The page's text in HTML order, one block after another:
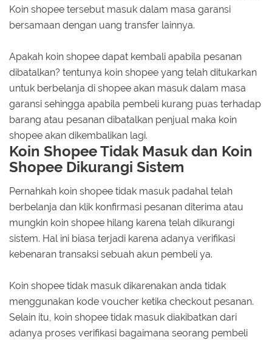
Koin shopee tersebut masuk dalam masa garansi
bersamaan dengan uang transfer lainnya.
Apakah koin shopee dapat kembali apabila pesanan
dibatalkan? tentunya koin shopee yang telah ditukarkan
untuk berbelanja di shopee akan masuk dalam masa
garansi sehingga apabila pembeli kurang puas terhadap
barang atau pesanan dibatalkan penjual maka koin
shopee akan dikembalikan lagi.
Koin Shopee Tidak Masuk dan Koin
Shopee Dikurangi Sistem
Pernahkah koin shopee tidak masuk padahal telah
berbelanja dan klik konfirmasi pesanan diterima atau
mungkin koin shopee hilang karena telah dikurangi
sistem. Hal ini biasa terjadi karena adanya verifikasi
kebenaran transaksi sebuah akun pembeli ya.
Koin shopee tidak masuk dikarenakan anda tidak
menggunakan kode voucher ketika checkout pesanan.
Selain itu, koin shopee tidak masuk diakibatkan dari
adanya proses verifikasi bagaimana seorang pembeli